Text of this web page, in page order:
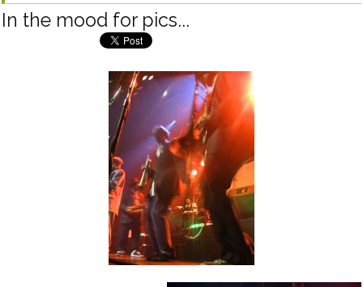
In the mood for pics...